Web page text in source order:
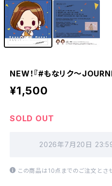
NEW！『#もなリク〜
¥1,500
SOLD OUT
2026年7月20日
この商品は10点までのご注文とさ